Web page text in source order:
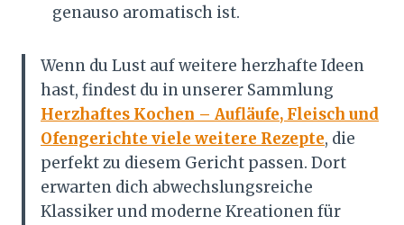
genauso aromatisch ist.
Wenn du Lust auf weitere herzhafte Ideen
hast, findest du in unserer Sammlung
Herzhaftes Kochen – Aufläufe, Fleisch und
Ofengerichte viele weitere Rezepte, die
perfekt zu diesem Gericht passen. Dort
erwarten dich abwechslungsreiche
Klassiker und moderne Kreationen für